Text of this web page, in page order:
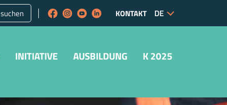
suchen KONTAKT
INITIATIVE AUSBILDUNG K 2025